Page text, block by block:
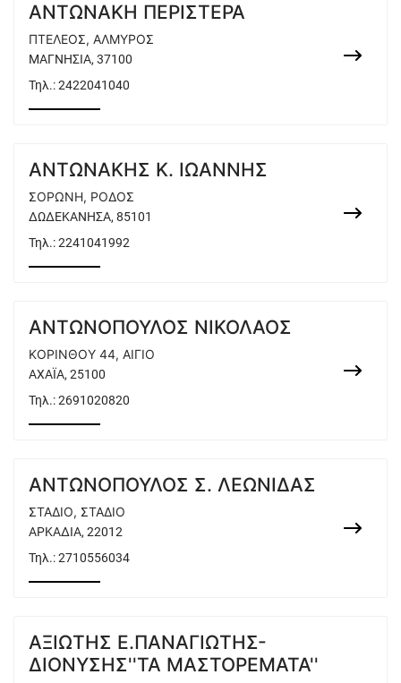
ΑΝΤΩΝΑΚΗ ΠΕΡΙΣΤΕΡΑ
ΠΤΕΛΕΟΣ, ΑΛΜΥΡΟΣ
ΜΑΓΝΗΣΙΑ, 37100
Τηλ.:2422041040
ΑΝΤΩΝΑΚΗΣ Κ. ΙΩΑΝΝΗΣ
ΣΟΡΩΝΗ, ΡΟΔΟΣ
ΔΩΔΕΚΑΝΗΣΑ, 85101
Τηλ.:2241041992
ΑΝΤΩΝΟΠΟΥΛΟΣ ΝΙΚΟΛΑΟΣ
ΚΟΡΙΝΘΟΥ 44, ΑΙΓΙΟ
ΑΧΑΪΑ, 25100
Τηλ.:2691020820
ΑΝΤΩΝΟΠΟΥΛΟΣ Σ. ΛΕΩΝΙΔΑΣ
ΣΤΑΔΙΟ, ΣΤΑΔΙΟ
ΑΡΚΑΔΙΑ, 22012
Τηλ.:2710556034
ΑΞΙΩΤΗΣ Ε.ΠΑΝΑΓΙΩΤΗΣ-
ΔΙΟΝΥΣΗΣ''ΤΑ ΜΑΣΤΟΡΕΜΑΤΑ''